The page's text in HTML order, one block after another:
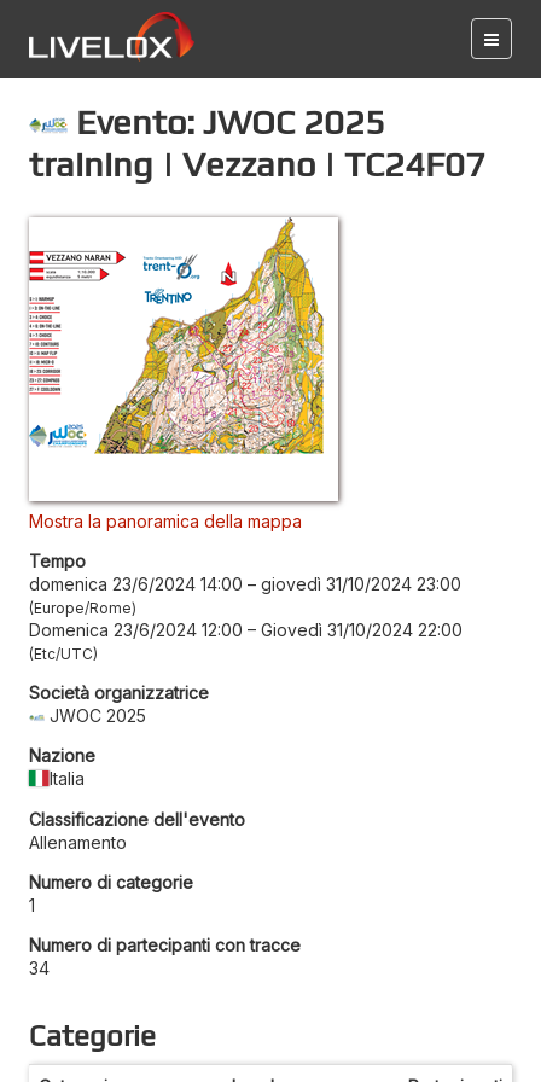
Evento: JWOC 2025
training | Vezzano | TC24F07
Mostra la panoramica della mappa
Tempo
domenica 23/6/2024 14:00 – giovedì 31/10/2024 23:00
Europe/Rome
Domenica 23/6/2024 12:00 – Giovedì 31/10/2024 22:00
Etc/UTC
Società organizzatrice
JWOC 2025
Nazione
Italia
Classificazione dell'evento
Allenamento
Numero di categorie
1
Numero di partecipanti con tracce
34
Categorie